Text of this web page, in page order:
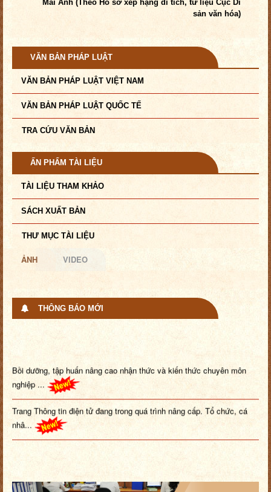
Mai Anh (Theo Hồ sơ xếp hạng di tích, tư liệu Cục Di
sản văn hóa)
VĂN BẢN PHÁP LUẬT
VĂN BẢN PHÁP LUẬT VIỆT NAM
VĂN BẢN PHÁP LUẬT QUỐC TẾ
TRA CỨU VĂN BẢN
ẤN PHẨM TÀI LIỆU
TÀI LIỆU THAM KHẢO
SÁCH XUẤT BẢN
THƯ MỤC TÀI LIỆU
ẢNH VIDEO
THÔNG BÁO MỚI
nghiệp ...
Trang Thông tin điện tử đang trong quá trình nâng cấp. Tổ chức, cá
nhâ...